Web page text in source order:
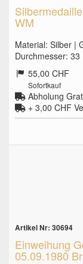
WM
Material: Silber |
Durchmesser:
55,00 CHF
Sofortkauf
Abholung
+ 3,00 CHF
Artikel Nr: 30694
Einweihung
05.09.1980